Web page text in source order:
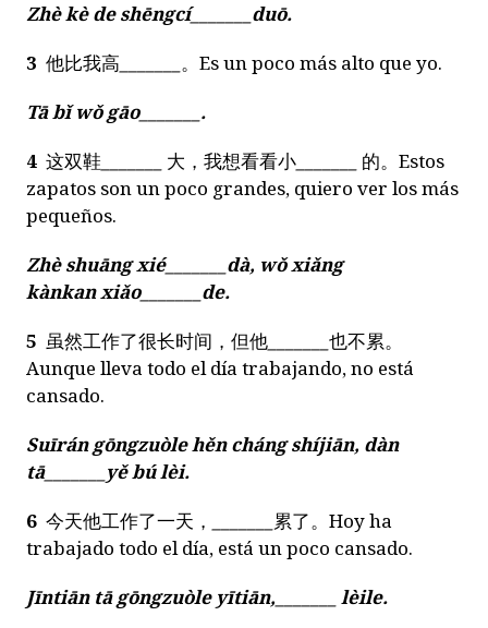
Zhè kè de shēngcí_______ duō.
3 他比我高
。Es un poco más alto que yo.
Tā bǐ wǒ gāo_______ .
4 这双鞋 大，我想看看小
的。Estos
zapatos son un poco grandes, quiero ver los más
pequeños.
Zhè shuāng xié_______ dà, wǒ xiǎng
kànkanxiǎo_______ de.
5 虽然工作了很长时间，但他
也不累。
Aunque lleva todo el día trabajando, no está
cansado.
Suīrán gōngzuòle hěn cháng shíjiān, dàn
tā_______ yě bú lèi.
6 今天他工作了一天，
累了。Hoy ha
trabajado todo el día, está un poco cansado.
Jīntiān tā gōngzuòle yītiān,
lèile.